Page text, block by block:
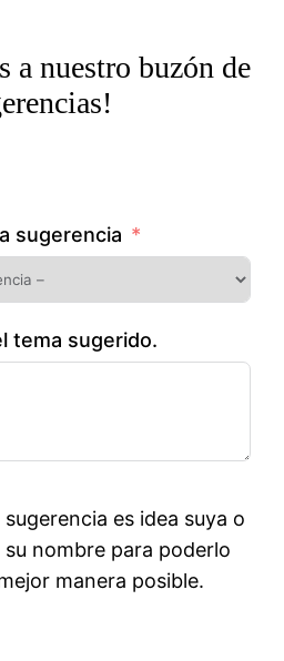
a nuestro buzón de
sugerencia
tema sugerido.
es idea suya o
nombre para poderlo
manera posible.